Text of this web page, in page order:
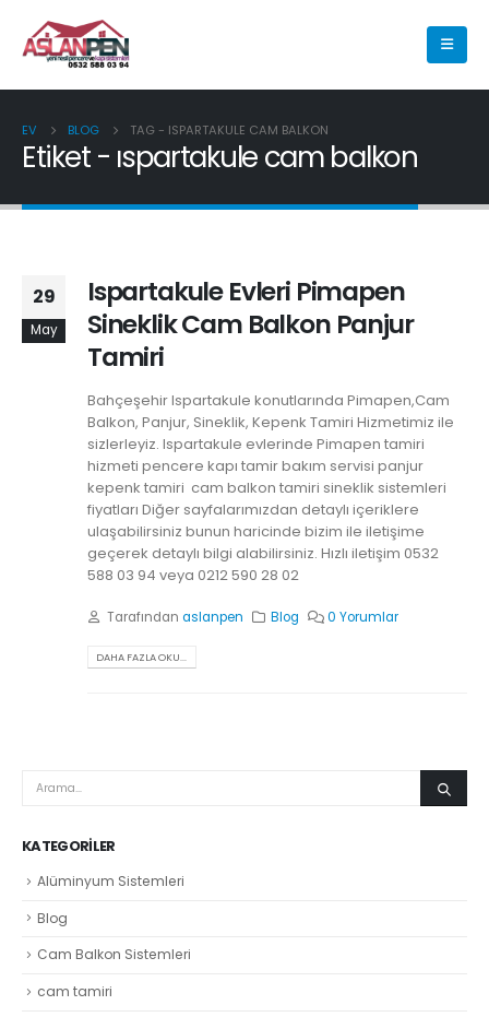
EV BLOG TAG - ISPARTAKULE CAM BALKON
Etiket - ıspartakule cam balkon
29
May
Ispartakule Evleri Pimapen
Sineklik Cam Balkon Panjur
Tamiri
Bahçeşehir Ispartakule konutlarında Pimapen,Cam
Balkon, Panjur, Sineklik, Kepenk Tamiri Hizmetimiz ile
sizlerleyiz. Ispartakule evlerinde Pimapen tamiri
hizmeti pencere kapı tamir bakım servisi panjur
kepenk tamiri cam balkon tamiri sineklik sistemleri
fiyatları Diğer sayfalarımızdan detaylı içeriklere
ulaşabilirsiniz bunun haricinde bizim ile iletişime
geçerek detaylı bilgi alabilirsiniz. Hızlı iletişim 0532
588 03 94 veya 0212 590 28 02
Tarafından aslanpen Blog 0 Yorumlar
DAHA FAZLA OKU...
KATEGORILER
Alüminyum Sistemleri
Blog
Cam Balkon Sistemleri
cam tamiri